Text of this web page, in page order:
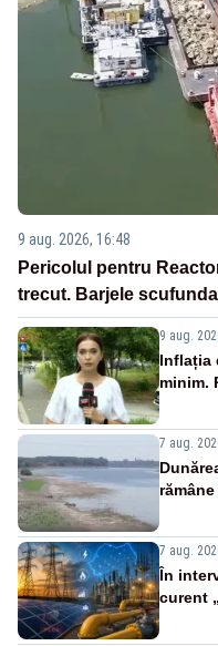
9 aug. 2026, 16:48
Pericolul pentru
trecut. Barjele
9 aug.
Inflația
minim.
7 aug.
7 aug.
În
curent